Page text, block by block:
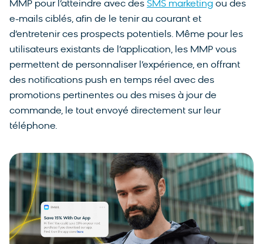
MMP pour l’atteindre avec des SMS marketing ou des
e-mails ciblés, afin de le tenir au courant et
d’entretenir ces prospects potentiels. Même pour les
utilisateurs existants de l’application, les MMP vous
permettent de personnaliser l’expérience, en offrant
des notifications push en temps réel avec des
promotions pertinentes ou des mises à jour de
commande, le tout envoyé directement sur leur
téléphone.